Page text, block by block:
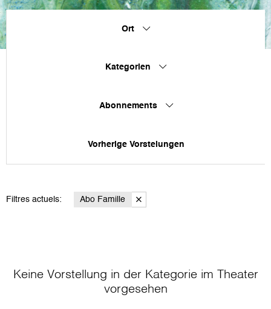
Ort
Kategorien
Abonnements
Vorherige Vorstelungen
Filtres actuels: Abo Famille
Keine Vorstellung in der Kategorie im Theater
vorgesehen